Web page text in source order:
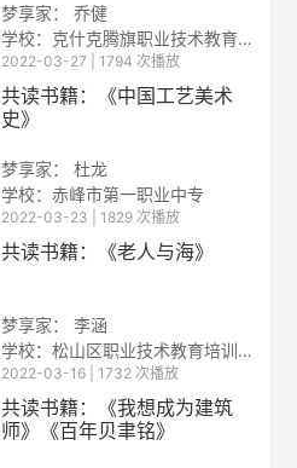
梦享家： 乔健
学校：克什克腾旗职业技术教育中心学校 赤峰建筑工程学校
2022-03-27 | 1794 次播放
共读书籍：《中国工艺美术
史》
梦享家： 杜龙
学校：赤峰市第一职业中专
2022-03-23 | 1829 次播放
共读书籍：《老人与海》
梦享家： 李涵
学校：松山区职业技术教育培训中心
2022-03-16 | 1732 次播放
共读书籍：《我想成为建筑
师》《百年贝聿铭》